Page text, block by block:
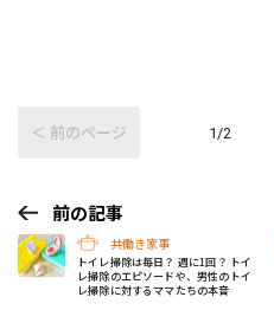
＜ 前のページ 1/2
前の記事
共働き家事
トイレ掃除は毎日？ 週に1回？ トイ
レ掃除のエピソードや、男性のトイ
レ掃除に対するママたちの本音